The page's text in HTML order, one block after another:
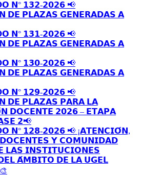
𝗡° 𝟭𝟯𝟮-𝟮𝟬𝟮𝟲 📢
𝗗𝗘 𝗣𝗟𝗔𝗭𝗔𝗦 𝗚𝗘𝗡𝗘𝗥𝗔𝗗𝗔𝗦 𝗔
𝗡° 𝟭𝟯𝟭-𝟮𝟬𝟮𝟲 📢
𝗗𝗘 𝗣𝗟𝗔𝗭𝗔𝗦 𝗚𝗘𝗡𝗘𝗥𝗔𝗗𝗔𝗦 𝗔
𝗡° 𝟭𝟯𝟬-𝟮𝟬𝟮𝟲 📢
𝗗𝗘 𝗣𝗟𝗔𝗭𝗔𝗦 𝗚𝗘𝗡𝗘𝗥𝗔𝗗𝗔𝗦 𝗔
𝗡° 𝟭𝟮𝟵-𝟮𝟬𝟮𝟲 📢
𝗗𝗘 𝗣𝗟𝗔𝗭𝗔𝗦 𝗣𝗔𝗥𝗔 𝗟𝗔
𝗗𝗢𝗖𝗘𝗡𝗧𝗘 𝟮𝟬𝟮𝟲 – 𝗘𝗧𝗔𝗣𝗔
𝟮📢
𝗡° 𝟭𝟮𝟴-𝟮𝟬𝟮𝟲 📢 ¡𝗔𝗧𝗘𝗡𝗖𝗜𝗢́𝗡,
𝗗𝗢𝗖𝗘𝗡𝗧𝗘𝗦 𝗬 𝗖𝗢𝗠𝗨𝗡𝗜𝗗𝗔𝗗
𝗟𝗔𝗦 𝗜𝗡𝗦𝗧𝗜𝗧𝗨𝗖𝗜𝗢𝗡𝗘𝗦
𝗔́𝗠𝗕𝗜𝗧𝗢 𝗗𝗘 𝗟𝗔 𝗨𝗚𝗘𝗟